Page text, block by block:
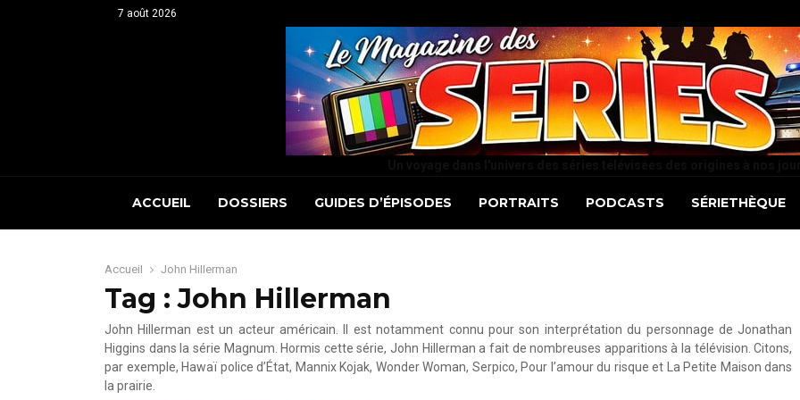
7 août 2026
ACCUEIL DOSSIERS GUIDES D’ÉPISODES PORTRAITS PODCASTS SÉRIETHÈQUE
Accueil John Hillerman
Tag : John Hillerman
John Hillerman est un acteur américain. Il est notamment connu pour son interprétation du personnage de Jonathan
Higgins dans la série Magnum. Hormis cette série, John Hillerman a fait de nombreuses apparitions à la télévision. Citons,
par exemple, Hawaï police d’État, Mannix Kojak, Wonder Woman, Serpico, Pour l’amour du risque et La Petite Maison dans
la prairie.